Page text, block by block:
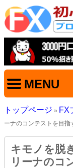
MENU
トップページ » FX
ーナのコンテストを目指
キモノを脱
リーナのコ